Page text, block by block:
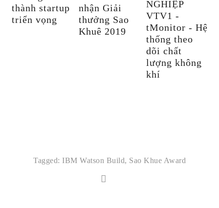
thành startup
triển vọng
nhận Giải
thưởng Sao
Khuê 2019
NGHIỆP
VTV1 -
tMonitor - Hệ
thống theo
dõi chất
lượng không
khí
Tagged: IBM Watson Build, Sao Khue Award